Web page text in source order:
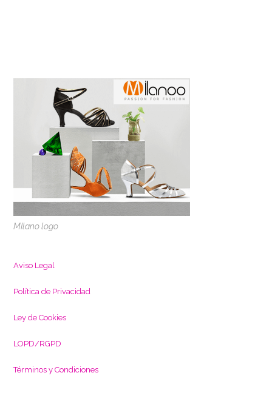
MIlano logo
Aviso Legal
Política de Privacidad
Ley de Cookies
LOPD/RGPD
Términos y Condiciones